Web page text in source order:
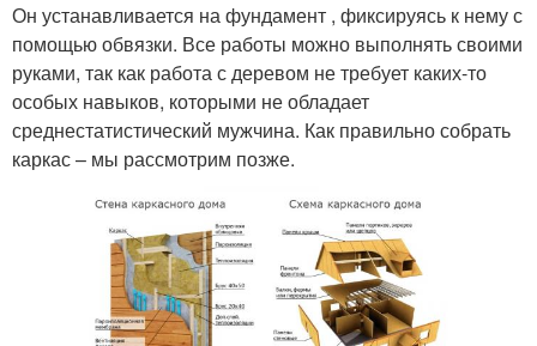
Он устанавливается на фундамент , фиксируясь к нему с
помощью обвязки. Все работы можно выполнять своими
руками, так как работа с деревом не требует каких-то
особых навыков, которыми не обладает
среднестатистический мужчина. Как правильно собрать
каркас – мы рассмотрим позже.